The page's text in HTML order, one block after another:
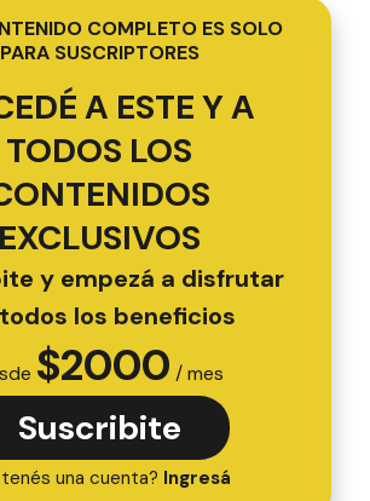
COMPLETO ES SOLO
PARA SUSCRIPTORES
A ESTE Y A
TODOS LOS
EXCLUSIVOS
y empezá a disfrutar
los beneficios
$2000 / mes
Suscribite
tenés una cuenta? Ingresá